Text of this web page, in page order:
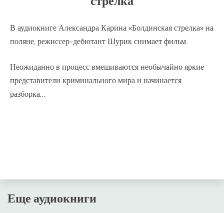
В аудиокниге Александра Карина «Болдинская стрелка» на
поляне, режиссер-дебютант Шурик снимает фильм.
Неожиданно в процесс вмешиваются необычайно яркие
представители криминального мира и начинается
разборка…
Еще аудиокниги